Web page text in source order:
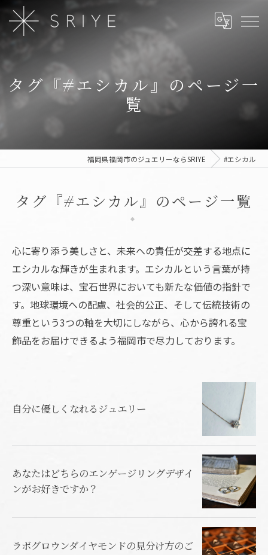
タグ『#エシカル』のページ一
覧
福岡県福岡市のジュエリーならSRIYE #エシカル
タグ『#エシカル』のページ一覧
心に寄り添う美しさと、未来への責任が交差する地点に
エシカルな輝きが生まれます。エシカルという言葉が持
つ深い意味は、宝石世界においても新たな価値の指針で
す。地球環境への配慮、社会的公正、そして伝統技術の
尊重という3つの軸を大切にしながら、心から誇れる宝
飾品をお届けできるよう福岡市で尽力しております。
自分に優しくなれるジュエリー
あなたはどちらのエンゲージリングデザイ
ンがお好きですか？
ラボグロウンダイヤモンドの見分け方のご